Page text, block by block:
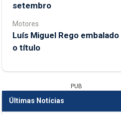
setembro
Motores
Luís Miguel Rego embalado
o título
PUB
Últimas Notícias